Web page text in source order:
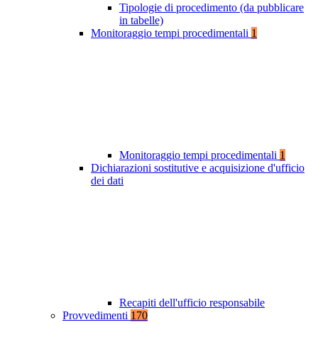
Tipologie di procedimento (da pubblicare
in tabelle)
Monitoraggio tempi procedimentali 1
Monitoraggio tempi procedimentali 1
Dichiarazioni sostitutive e acquisizione d'ufficio
dei dati
Recapiti dell'ufficio responsabile
Provvedimenti 170